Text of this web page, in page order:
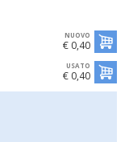
NUOVO
€ 0,40
USATO
€ 0,40